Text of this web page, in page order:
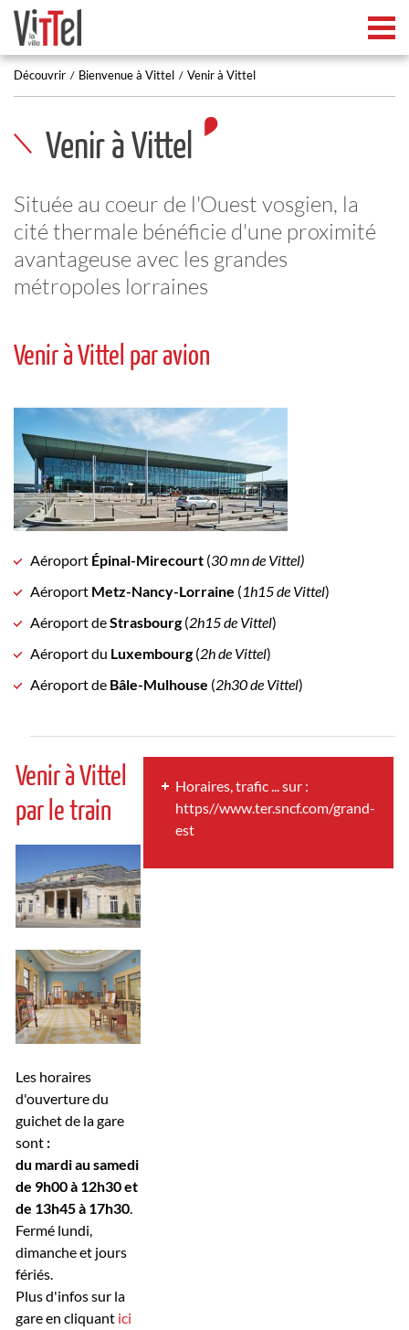
Découvrir Bienvenue à Vittel Venir à Vittel
Venir à Vittel
Située au coeur de l'Ouest vosgien, la
cité thermale bénéficie d'une proximité
avantageuse avec les grandes
métropoles lorraines
Venir à Vittel par avion
Aéroport Épinal-Mirecourt (30 mn de Vittel)
Aéroport Metz-Nancy-Lorraine (1h15 de Vittel)
Aéroport deStrasbourg(2h15 de Vittel)
Aéroport du Luxembourg(2h de Vittel)
Aéroport de Bâle-Mulhouse (2h30 de Vittel)
Venir à Vittel
par le train
Les horaires
d'ouverture du
guichet de la gare
sont :
du mardi au samedi
de 9h00 à 12h30 et
de 13h45 à 17h30.
Fermé lundi,
dimanche et jours
fériés.
Plus d'infos sur la
gare en cliquant ici
Horaires, trafic ... sur :
https//www.ter.sncf.com/grand-
est